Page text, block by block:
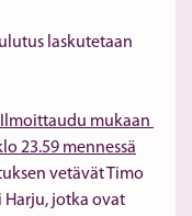
laskutetaan
Ilmoittaudu mukaan
23.59 mennessä
vetävät Timo
Harju, jotka ovat